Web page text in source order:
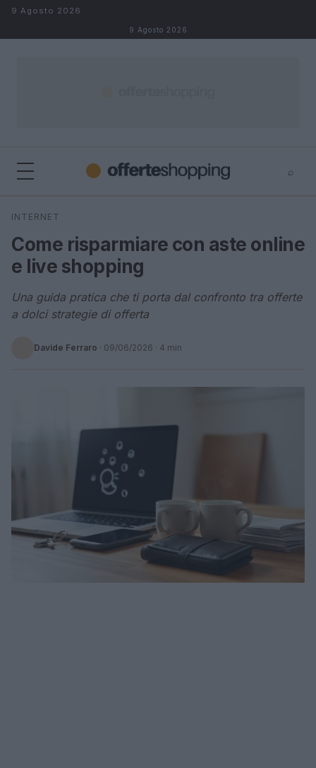
Salta al contenuto
9 Agosto 2026
9 Agosto 2026
⌕
Cerca
INTERNET
Come risparmiare con aste online
e live shopping
Una guida pratica che ti porta dal confronto tra offerte
a dolci strategie di offerta
Davide Ferraro · 09/06/2026 · 4 min